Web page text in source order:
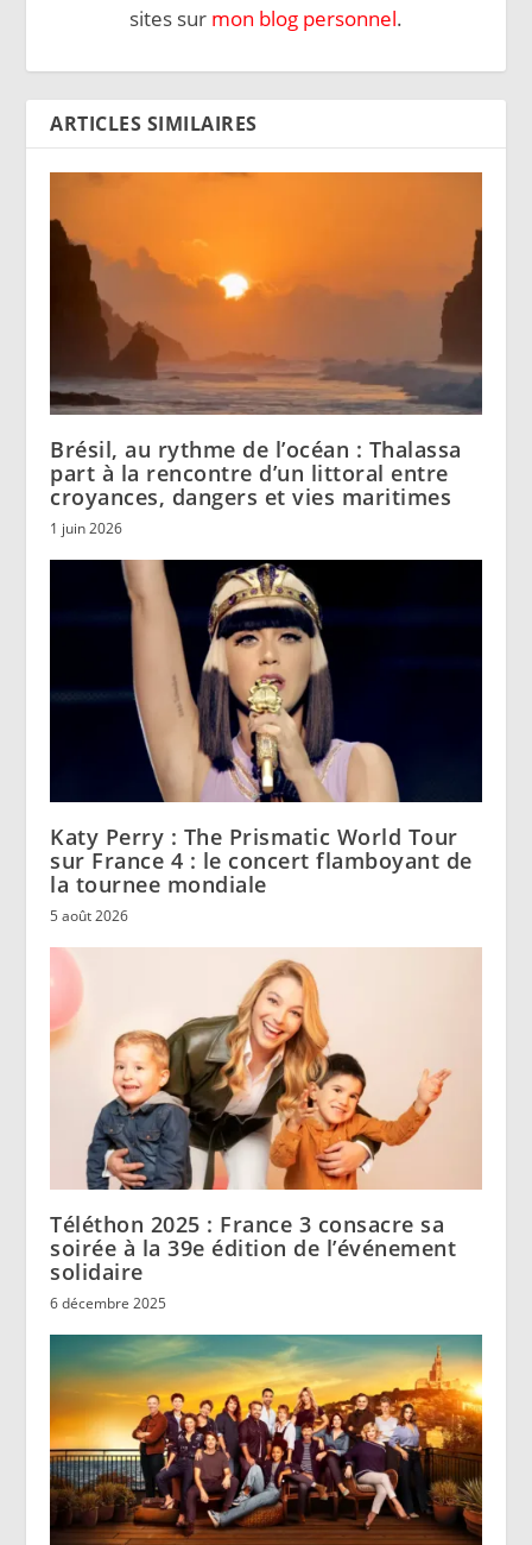
sites sur mon blog personnel.
ARTICLES SIMILAIRES
Brésil, au rythme de l’océan : Thalassa
part à la rencontre d’un littoral entre
croyances, dangers et vies maritimes
1 juin 2026
Katy Perry : The Prismatic World Tour
sur France 4 : le concert flamboyant de
la tournee mondiale
5 août 2026
Téléthon 2025 : France 3 consacre sa
soirée à la 39e édition de l’événement
solidaire
6 décembre 2025